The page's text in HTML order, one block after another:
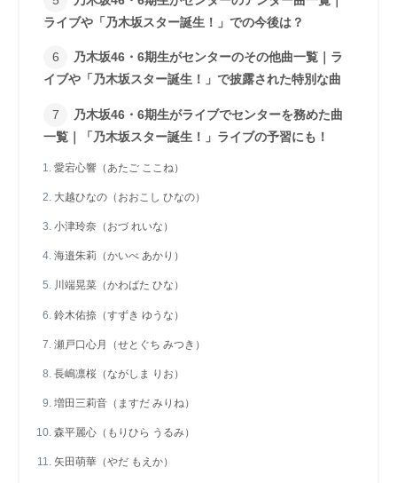
ライブや「乃木坂スター誕生！」での今後は？
乃木坂46・6期生がセンターのその他曲一覧｜ラ
イブや「乃木坂スター誕生！」で披露された特別な曲
乃木坂46・6期生がライブでセンターを務めた曲
一覧｜「乃木坂スター誕生！」ライブの予習にも！
愛宕心響（あたご ここね）
大越ひなの（おおこし ひなの）
小津玲奈（おづ れいな）
海邉朱莉（かいべ あかり）
川端晃菜（かわばた ひな）
鈴木佑捺（すずき ゆうな）
瀬戸口心月（せとぐち みつき）
長嶋凛桜（ながしま りお）
増田三莉音（ますだ みりね）
森平麗心（もりひら うるみ）
矢田萌華（やだ もえか）